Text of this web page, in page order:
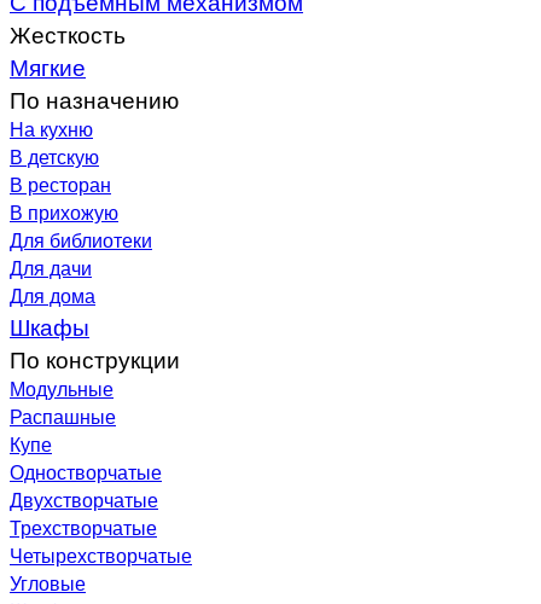
Жесткость
Мягкие
По назначению
На кухню
В детскую
В ресторан
В прихожую
Для библиотеки
Для дачи
Для дома
Шкафы
По конструкции
Модульные
Распашные
Купе
Одностворчатые
Двухстворчатые
Трехстворчатые
Четырехстворчатые
Угловые